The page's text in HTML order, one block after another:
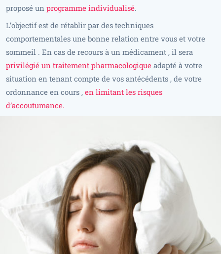
proposé un programme individualisé.
L’objectif est de rétablir par des techniques
comportementales une bonne relation entre vous et votre
sommeil . En cas de recours à un médicament , il sera
privilégié un traitement pharmacologique adapté à votre
situation en tenant compte de vos antécédents , de votre
ordonnance en cours , en limitant les risques
d’accoutumance.